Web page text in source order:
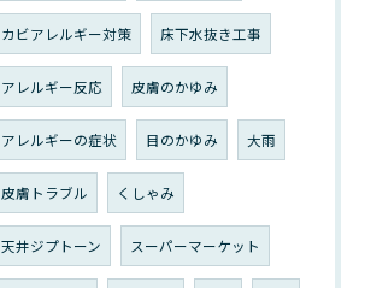
カビアレルギー対策 床下水抜き工事
アレルギー反応 皮膚のかゆみ
アレルギーの症状 目のかゆみ 大雨
皮膚トラブル くしゃみ
天井ジプトーン スーパーマーケット